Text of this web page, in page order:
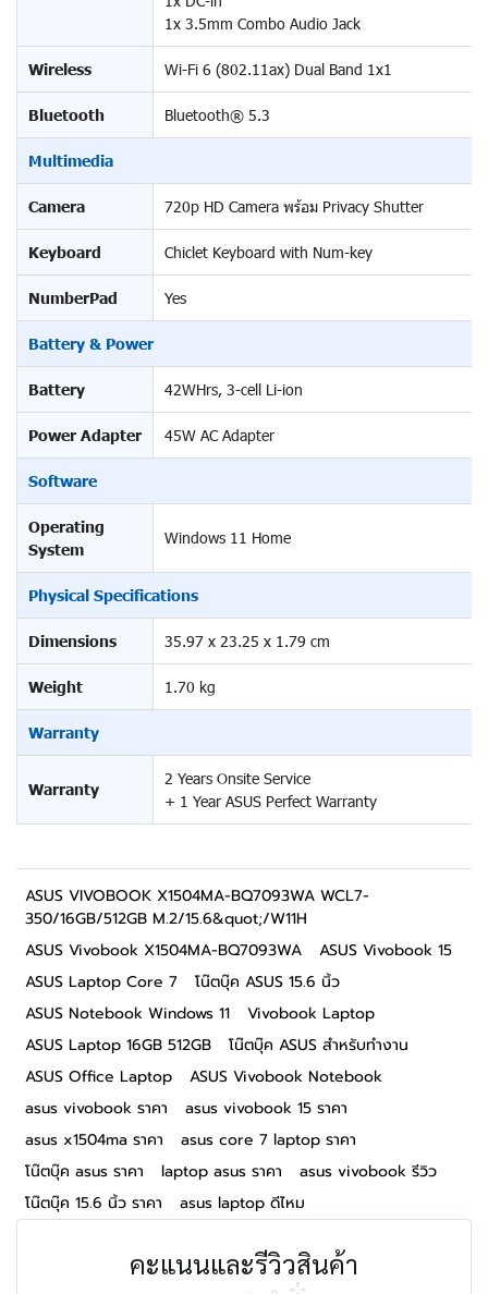
1x 3.5mm Combo Audio Jack
Wireless Wi-Fi 6 (802.11ax) Dual Band 1x1
Bluetooth Bluetooth® 5.3
Multimedia
Camera 720p HD Camera พร้อม Privacy Shutter
Keyboard Chiclet Keyboard with Num-key
NumberPad Yes
Battery & Power
Battery 42WHrs, 3-cell Li-ion
Power Adapter 45W AC Adapter
Software
Operating
System
Windows 11 Home
Physical Specifications
Dimensions 35.97 x 23.25 x 1.79 cm
Weight 1.70 kg
Warranty
Warranty
2 Years Onsite Service
+ 1 Year ASUS Perfect Warranty
ASUS VIVOBOOK X1504MA-BQ7093WA WCL7-
350/16GB/512GB M.2/15.6&quot;/W11H
ASUS Vivobook X1504MA-BQ7093WA
ASUS Vivobook 15
ASUS Laptop Core 7
โน๊ตบุ๊ค ASUS 15.6 นิ้ว
ASUS Notebook Windows 11
Vivobook Laptop
ASUS Laptop 16GB 512GB
โน๊ตบุ๊ค ASUS สำหรับทำงาน
ASUS Office Laptop
ASUS Vivobook Notebook
asus vivobook ราคา
asus vivobook 15 ราคา
asus x1504ma ราคา
asus core 7 laptop ราคา
โน๊ตบุ๊ค asus ราคา
laptop asus ราคา
asus vivobook รีวิว
โน๊ตบุ๊ค 15.6 นิ้ว ราคา
asus laptop ดีไหม
คะแนนและรีวิวสินค้า